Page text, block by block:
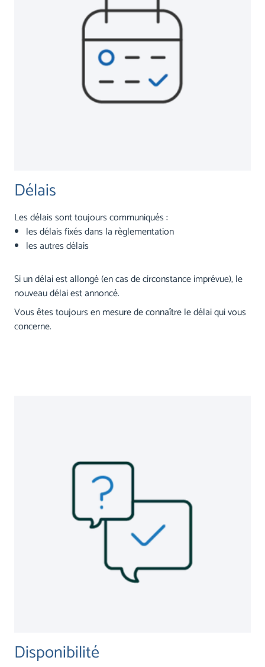
Délais
Les délais sont toujours communiqués :
les délais fixés dans la règlementation
les autres délais
Si un délai est allongé (en cas de circonstance imprévue), le
nouveau délai est annoncé.
Vous êtes toujours en mesure de connaître le délai qui vous
concerne.
Disponibilité